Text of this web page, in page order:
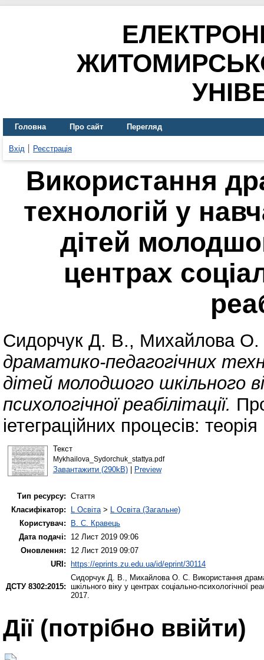
Головна Про сайт Перегляд
Вхід Реєстрація
Використання
технологій у
дітей
центрах
Сидорчук Д. В., Михайлова
драматико-педагогічних
дітей молодшого шкільного
психологічної реабілітації.
іетеграційних процесів:
Текст
Mykhailova_Sydorchuk_stattya.pdf
Завантажити (290kB)| Preview
Тип ресурсу: Стаття
Класифікатор:
L Освіта> L Освіта (Загальне)
Користувач:
В. С. Кравець
Дата подачі:
12 Лист 2019 09:06
Оновлення:
12 Лист 2019 09:07
URI:
https://eprints.zu.edu.ua/id/eprint/30114
ДСТУ 8302:2015:
Сидорчук Д. В., Михайлова О. С. Використання
шкільного віку у центрах соціально-психологічної
2017.
Дії ​​(потрібно ввійти)